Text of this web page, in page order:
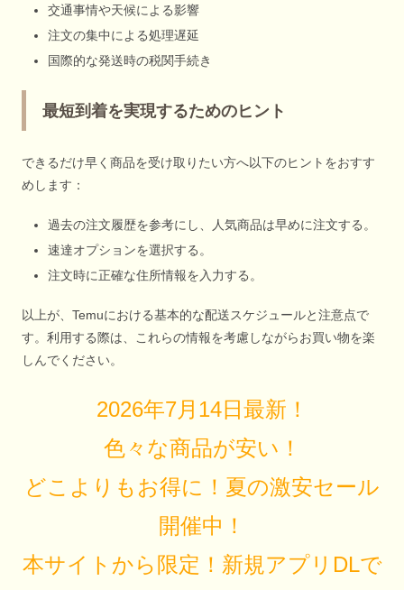
交通事情や天候による影響
注文の集中による処理遅延
国際的な発送時の税関手続き
最短到着を実現するためのヒント
できるだけ早く商品を受け取りたい方へ以下のヒントをおすす
めします：
過去の注文履歴を参考にし、人気商品は早めに注文する。
速達オプションを選択する。
注文時に正確な住所情報を入力する。
以上が、Temuにおける基本的な配送スケジュールと注意点で
す。利用する際は、これらの情報を考慮しながらお買い物を楽
しんでください。
2026年7月14日最新！
色々な商品が安い！
どこよりもお得に！夏の激安セール
開催中！
本サイトから限定！新規アプリDLで